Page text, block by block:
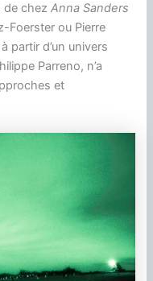
de chezAnna Sanders
Foerster ou Pierre
partir d’un univers
Parreno, n’a
et